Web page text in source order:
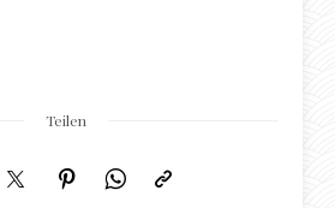
Teilen